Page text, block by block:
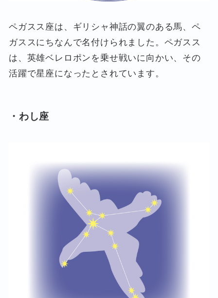
ペガスス座は、ギリシャ神話の翼のある馬、ペ
ガススにちなんで名付けられました。ペガスス
は、英雄ベレロポンを乗せ戦いに向かい、その
活躍で星座になったとされています。
・わし座